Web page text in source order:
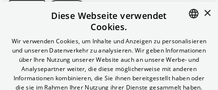
Bitte beachte: Gastbuchungen sind nicht stornierbar.
Registriere dich kostenlos für bis zu 90 min vor Filmbeginn
stornierbare Tickets für reguläre Vorstellungen.
Unlimited-Mitglied? Melde dich an, um deine Benefits
nutzen zu können.
ENGLISH
×
Diese Webseite verwendet
Cookies.
Wir verwenden Cookies, um Inhalte und Anzeigen zu personalisieren
und unseren Datenverkehr zu analysieren. Wir geben Informationen
über Ihre Nutzung unserer Website auch an unsere Werbe- und
Analysepartner weiter, die diese möglicherweise mit anderen
Informationen kombinieren, die Sie ihnen bereitgestellt haben oder
die sie im Rahmen Ihrer Nutzung ihrer Dienste gesammelt haben.